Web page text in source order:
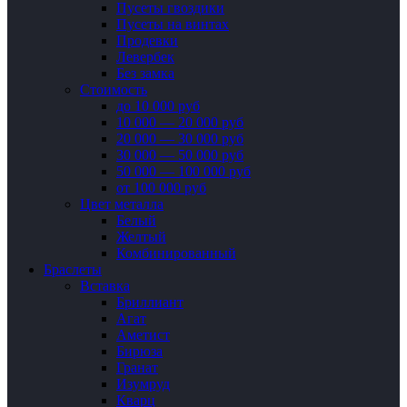
Пусеты гвоздики
Пусеты на винтах
Продевки
Левербек
Без замка
Стоимость
до 10 000 руб
10 000 — 20 000 руб
20 000 — 30 000 руб
30 000 — 50 000 руб
50 000 — 100 000 руб
от 100 000 руб
Цвет металла
Белый
Желтый
Комбинированный
Браслеты
Вставка
Бриллиант
Агат
Аметист
Бирюза
Гранат
Изумруд
Кварц